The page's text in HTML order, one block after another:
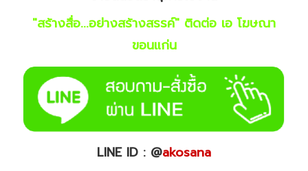
"สร้างสื่อ...อย่างสร้างสรรค์" ติดต่อ เอ โฆษณา
ขอนแก่น
LINE ID : @akosana